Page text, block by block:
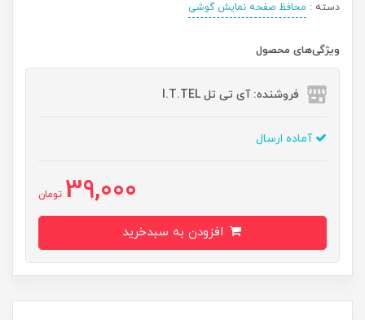
دسته : محافظ صفحه نمایش گوشی
ویژگی‌های محصول
فروشنده: آی تی تل I.T.TEL
آماده ارسال
39,000 تومان